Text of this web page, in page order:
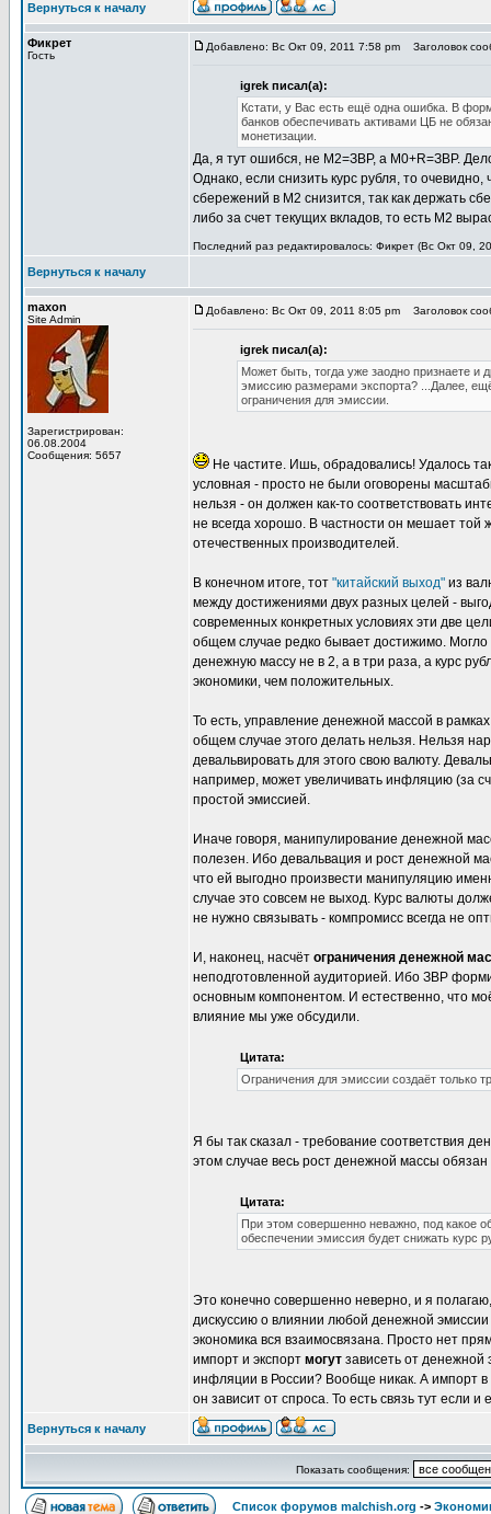
Вернуться к началу
Фикрет
Гость
Добавлено: Вс Окт 09, 2011 7:58 pm Заголовок
igrek писал(а):
Кстати, у Вас есть ещё одна ошибка. В
банков обеспечивать активами ЦБ не
монетизации.
Да, я тут ошибся, не М2=ЗВР, а М0+R=ЗВР.
Однако, если снизить курс рубля, то
сбережений в М2 снизится, так как держать
либо за счет текущих вкладов, то есть М2
Последний раз редактировалось: Фикрет (Вс Окт 09,
Вернуться к началу
maxon
Site Admin
Зарегистрирован:
06.08.2004
Сообщения: 5657
Добавлено: Вс Окт 09, 2011 8:05 pm Заголовок
igrek писал(а):
Может быть, тогда уже заодно признаете
эмиссию размерами экспорта? ...Далее,
ограничения для эмиссии.
Не частите. Ишь, обрадовались! Удалось
условная - просто не были оговорены
нельзя - он должен как-то соответствовать
не всегда хорошо. В частности он мешает
отечественных производителей.
В конечном итоге, тот "китайский выход" из
между достижениями двух разных целей -
современных конкретных условиях эти две
общем случае редко бывает достижимо. Могло
денежную массу не в 2, а в три раза, а курс
экономики, чем положительных.
То есть, управление денежной массой в
общем случае этого делать нельзя. Нельзя
девальвировать для этого свою валюту.
например, может увеличивать инфляцию (за
простой эмиссией.
Иначе говоря, манипулирование денежной
полезен. Ибо девальвация и рост денежной
что ей выгодно произвести манипуляцию
случае это совсем не выход. Курс валюты
не нужно связывать - компромисс всегда не
И, наконец, насчёт ограничения денежной
неподготовленной аудиторией. Ибо ЗВР
основным компонентом. И естественно, что
влияние мы уже обсудили.
Цитата:
Ограничения для эмиссии создаёт только
Я бы так сказал - требование соответствия
этом случае весь рост денежной массы
Цитата:
При этом совершенно неважно, под какое
обеспечении эмиссия будет снижать курс
Это конечно совершенно неверно, и я
дискуссию о влиянии любой денежной
экономика вся взаимосвязана. Просто нет
импорт и экспорт могут зависеть от денежной
инфляции в России? Вообще никак. А импорт
он зависит от спроса. То есть связь тут если и
Вернуться к началу
Показать сообщения:
Список форумов malchish.org ->